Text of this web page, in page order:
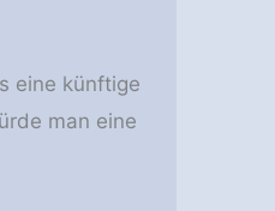
eine künftige
man eine